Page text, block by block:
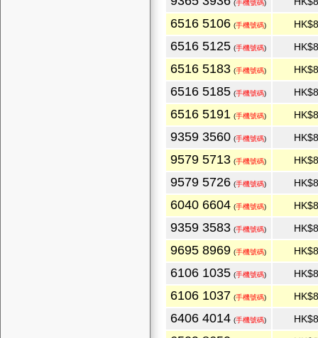
(手機號碼)
6516 5106 (手機號碼)
6516 5125 (手機號碼)
6516 5183 (手機號碼)
6516 5185 (手機號碼)
6516 5191 (手機號碼)
9359 3560 (手機號碼)
9579 5713 (手機號碼)
9579 5726 (手機號碼)
6040 6604 (手機號碼)
9359 3583 (手機號碼)
9695 8969 (手機號碼)
6106 1035 (手機號碼)
6106 1037 (手機號碼)
6406 4014 (手機號碼)